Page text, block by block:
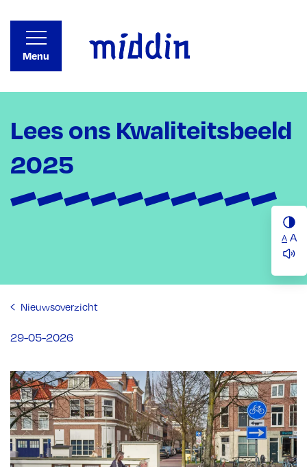
A A
Menu
Lees ons Kwaliteitsbeeld
2025
Nieuwsoverzicht
29-05-2026